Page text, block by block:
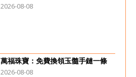
2026-08-08
萬福珠寶：免費換領玉髓手鏈一條
2026-08-08